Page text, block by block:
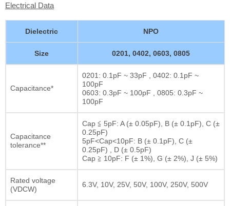
Electrical Data
Dielectric NPO
Size 0201, 0402, 0603, 0805
Capacitance*
0201: 0.1pF ~ 33pF , 0402: 0.1pF ~
100pF
0603: 0.3pF ~ 100pF , 0805: 0.3pF ~
100pF
Capacitance
tolerance**
Cap ≦ 5pF: A (± 0.05pF), B (± 0.1pF), C (±
0.25pF)
5pF<Cap<10pF: B (± 0.1pF), C (±
0.25pF) , D (± 0.5pF)
Cap ≧ 10pF: F (± 1%), G (± 2%), J (± 5%)
Rated voltage
(VDCW)
6.3V, 10V, 25V, 50V, 100V, 250V, 500V